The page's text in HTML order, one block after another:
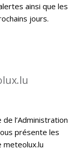
ainsi que les
jours.
l’Administration
présente les
meteolux.lu